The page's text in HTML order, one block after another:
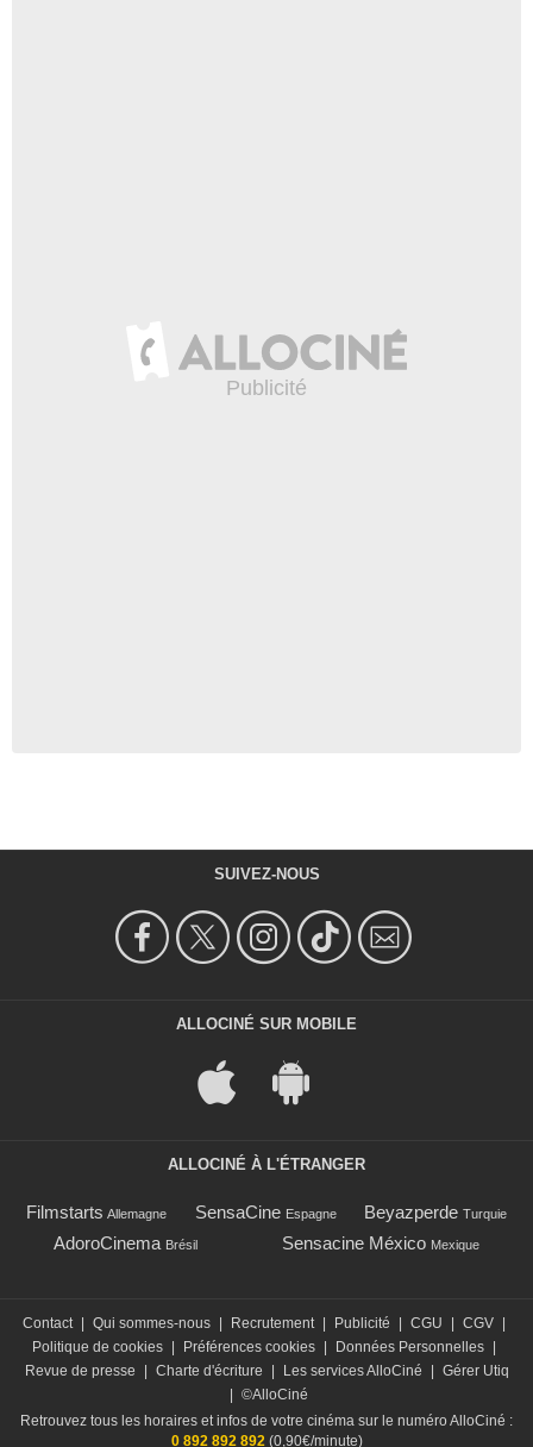
SUIVEZ-NOUS
ALLOCINÉ SUR MOBILE
ALLOCINÉ À L'ÉTRANGER
Filmstarts Allemagne SensaCine Espagne Beyazperde Turquie
AdoroCinema Brésil Sensacine México Mexique
Contact Qui sommes-nous Recrutement Publicité CGU CGV
Politique de cookies
Préférences cookies Données Personnelles
Revue de presse
Charte d'écriture Les services AlloCiné
Gérer Utiq
©AlloCiné
Retrouvez tous les horaires et infos de votre cinéma sur le numéro AlloCiné :
0 892 892 892(0,90€/minute)